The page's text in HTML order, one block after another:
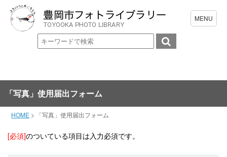
「写真」使用届出フォーム
HOME > 「写真」使用届出フォーム
[必須]のついている項目は入力必須です。